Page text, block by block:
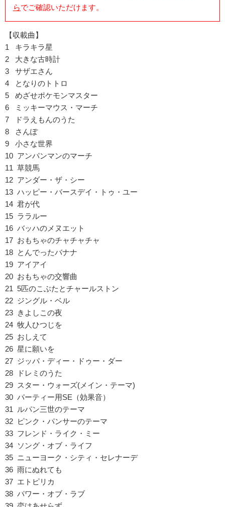
らでご確認いただけます。
【収載曲】
1 キラキラ星
2 大きな古時計
3 サザエさん
4 となりのトトロ
5 めざせポケモンマスター
6 ミッキーマウス・マーチ
7 ドラえもんのうた
8 さんぽ
9 小さな世界
10 アンパンマンのマーチ
11 草競馬
12 アンダー・ザ・シー
13 ハッピー・バースデイ・トゥ・ユー
14 君が代
15 ララルー
16 バッハのメヌエット
17 おもちゃのチャチャチャ
18 とんでったバナナ
19 アイアイ
20 おもちゃの交響曲
21 5匹のこぶたとチャールストン
22 ジングル・ベル
23 きよしこの夜
24 牧人ひつじを
25 おしえて
26 星に願いを
27 ジッパ・ディー・ドゥー・ダー
28 ドレミのうた
29 スター・ウォーズ(メイン・テーマ)
30 パーティー用SE（効果音）
31 ルパン三世のテーマ
32 ピンク・パンサーのテーマ
33 フレンド・ライク・ミー
34 ソング・オブ・ライフ
35 ニューヨーク・シティ・セレナーデ
36 雨にぬれても
37 エトピリカ
38 パワー・オブ・ラブ